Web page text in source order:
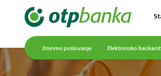
Dnevno poslovanje Elektronsko